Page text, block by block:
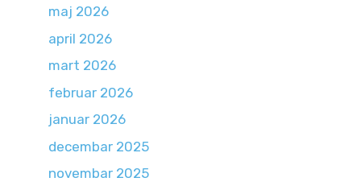
maj 2026
april 2026
mart 2026
februar 2026
januar 2026
decembar 2025
novembar 2025